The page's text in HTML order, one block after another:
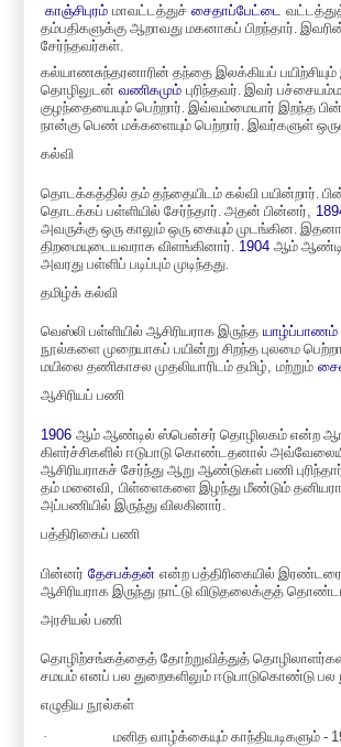
காஞ்சிபுரம் மாவட்டத்துச் சைதாப்பேட்டை
தம்பதிகளுக்கு ஆறாவது மகனாகப் பிறந்தார்.
சேர்ந்தவர்கள்.
கல்யாணசுந்தரனாரின் தந்தை இலக்கியப் பயிற்சியும்
தொழிலுடன் வணிகமும் புரிந்தவர். இவர்
குழந்தையையும் பெற்றார். இவ்வம்மையார் இறந்த
நான்கு பெண் மக்களையும் பெற்றார். இவர்களுள்
கல்வி
தொடக்கத்தில் தம் தந்தையிடம் கல்வி பயின்றார்.
தொடக்கப் பள்ளியில் சேர்ந்தார். அதன் பின்னர்
அவருக்கு ஒரு காலும் ஒரு கையும் முடங்கின. இதனால்
திறமையுடையவராக விளங்கினார். 1904 ஆம்
அவரது பள்ளிப் படிப்பும் முடிந்தது.
தமிழ்க் கல்வி
வெஸ்லி பள்ளியில் ஆசிரியராக இருந்த யாழ்ப்பாணம்
நூல்களை முறையாகப் பயின்று சிறந்த புலமை
மயிலை தணிகாசல முதலியாரிடம் தமிழ், மற்றும்
ஆசிரியப் பணி
1906 ஆம் ஆண்டில் ஸ்பென்சர் தொழிலகம் என்ற
கிளர்ச்சிகளில் ஈடுபாடு கொண்டதனால் அவ்வேலை
ஆசிரியராகச் சேர்ந்து ஆறு ஆண்டுகள் பணி
தம் மனைவி பிள்ளைகளை இழந்து மீண்டும்
அப்பணியில் இருந்து விலகினார்.
பத்திரிகைப் பணி
பின்னர் தேசபக்தன் என்ற பத்திரிகையில்
ஆசிரியராக இருந்து நாட்டு விடுதலைக்குத்
அரசியல் பணி
தொழிற்சங்கத்தைத் தோற்றுவித்துத்
சமயம் எனப் பல துறைகளிலும் ஈடுபாடுகொண்டு பல
எழுதிய நூல்கள்
·
மனித வாழ்க்கையும் காந்தியடிகளும் -